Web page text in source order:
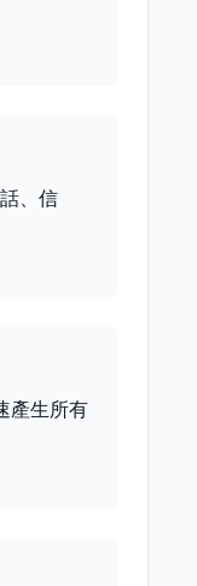
、信
產生所有